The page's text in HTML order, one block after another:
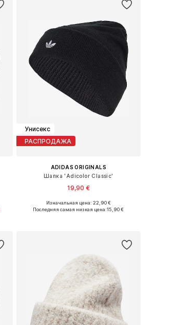
Унисекс
РАСПРОДАЖА
ADIDAS ORIGINALS
Шапка 'Adicolor Classic'
19,90 €
Изначальная цена: 22,90 €
Последняя самая низкая цена:15,90 €